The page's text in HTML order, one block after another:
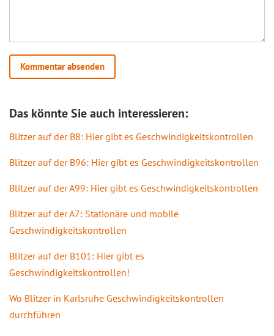
Das könnte Sie auch interessieren:
Blitzer auf der B8: Hier gibt es Geschwindigkeitskontrollen
Blitzer auf der B96: Hier gibt es Geschwindigkeitskontrollen
Blitzer auf der A99: Hier gibt es Geschwindigkeitskontrollen
Blitzer auf der A7: Stationäre und mobile
Geschwindigkeitskontrollen
Blitzer auf der B101: Hier gibt es
Geschwindigkeitskontrollen!
Wo Blitzer in Karlsruhe Geschwindigkeitskontrollen
durchführen